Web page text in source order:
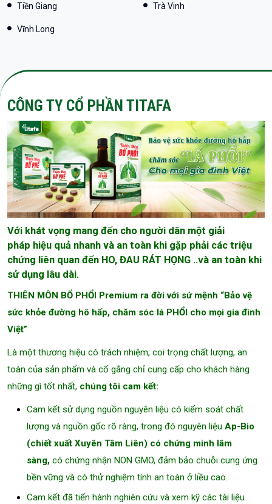
Tiền Giang Trà Vinh
Vĩnh Long
CÔNG TY CỔ PHẦN TITAFA
Với khát vọng mang đến cho người dân một giải
pháp hiệu quả nhanh và an toàn khi gặp phải các triệu
chứng liên quan đến HO, ĐAU RÁT HỌNG ..và an toàn khi
sử dụng lâu dài.
THIÊN MÔN BỔ PHỔI Premium ra đời với sứ mệnh “Bảo vệ
sức khỏe đường hô hấp, chăm sóc lá PHỔI cho mọi gia đình
Việt”
Là một thương hiệu có trách nhiệm, coi trọng chất lượng, an
toàn của sản phẩm và cố gắng chỉ cung cấp cho khách hàng
những gì tốt nhất, chúng tôi cam kết:
Cam kết sử dụng nguồn nguyên liệu có kiểm soát chất
lượng và nguồn gốc rõ ràng, trong đó nguyên liệu Ap-Bio
(chiết xuất Xuyên Tâm Liên) có chứng minh lâm
sàng, có chứng nhận NON GMO, đảm bảo chuỗi cung ứng
bền vững và có thử nghiệm tính an toàn ở liều cao.
Cam kết đã tiến hành nghiên cứu và xem kỹ các tài liệu